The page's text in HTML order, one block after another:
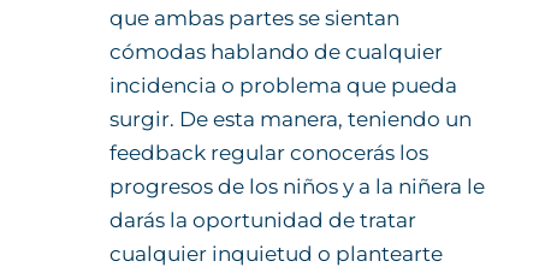
que ambas partes se sientan
cómodas hablando de cualquier
incidencia o problema que pueda
surgir. De esta manera, teniendo un
feedback regular conocerás los
progresos de los niños y a la niñera le
darás la oportunidad de tratar
cualquier inquietud o plantearte